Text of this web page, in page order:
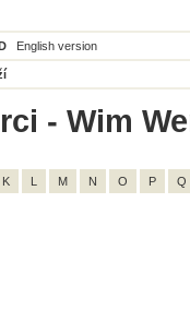
English version
- Wim
K L M N O P Q